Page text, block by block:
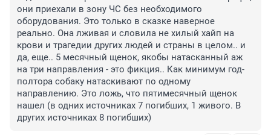
они приехали в зону ЧС без необходимого
оборудования. Это только в сказке наверное
реально. Она лживая и словила не хилый хайп на
крови и трагедии других людей и страны в целом.. и
да, еще.. 5 месячный щенок, якобы натасканный аж
на три направления - это фикция.. Как минимум год-
полтора собаку натаскивают по одному
направлению. Это ложь, что пятимесячный щенок
нашел (в одних источниках 7 погибших, 1 живого. В
других источниках 8 погибших)